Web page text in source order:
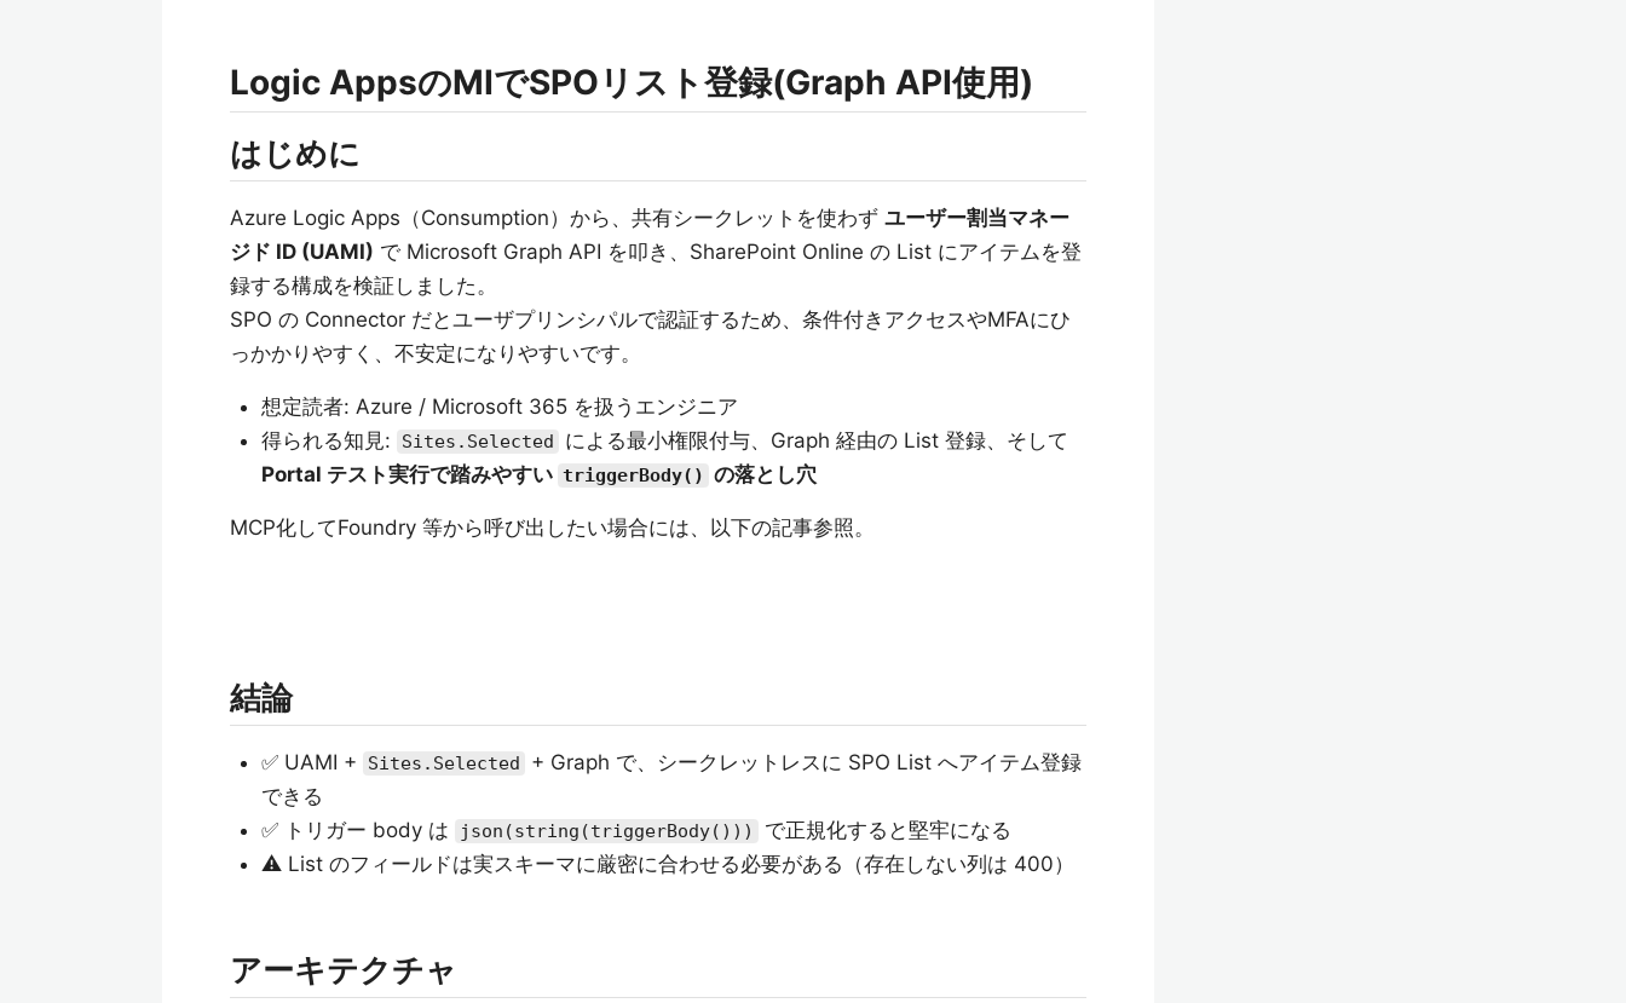
Logic AppsのMIでSPOリスト登録(Graph API使用)
はじめに
Azure Logic Apps（Consumption）から、共有シークレットを使わず ユーザー割当マネー
ジド ID (UAMI) で Microsoft Graph API を叩き、SharePoint Online の List にアイテムを登
録する構成を検証しました。
SPO の Connector だとユーザプリンシパルで認証するため、条件付きアクセスやMFAにひ
っかかりやすく、不安定になりやすいです。
想定読者: Azure / Microsoft 365 を扱うエンジニア
得られる知見:
Sites.Selected
による最小権限付与、Graph 経由の List 登録、そして
Portal テスト実行で踏みやすい triggerBody() の落とし穴
MCP化してFoundry 等から呼び出したい場合には、以下の記事参照。
結論
✅ UAMI + Sites.Selected
+ Graph で、シークレットレスに SPO List へアイテム登録
できる
✅ トリガー body は
json(string(triggerBody()))
で正規化すると堅牢になる
⚠️ List のフィールドは実スキーマに厳密に合わせる必要がある（存在しない列は 400）
アーキテクチャ